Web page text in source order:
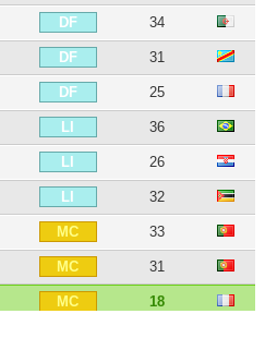
DF 34
DF 31
DF 25
LI 36
LI 26
LI 32
MC 33
MC 31
MC 18